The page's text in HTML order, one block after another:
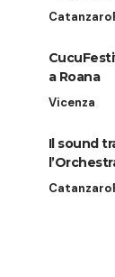
Catanzaro
a Roana
Vicenza
Il sound
Catanzaro